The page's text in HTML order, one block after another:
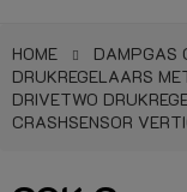
HOME DAMPGAS
DRUKREGELAARS
DRIVETWO
CRASHSENSOR